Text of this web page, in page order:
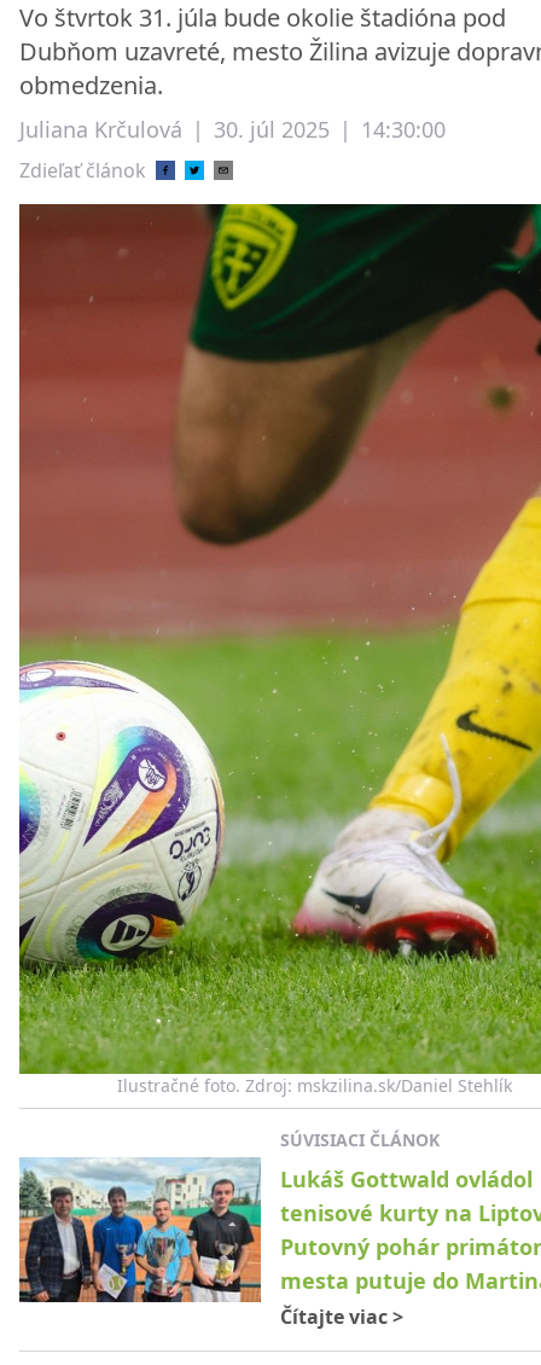
Vo štvrtok 31. júla bude okolie štadióna pod
Dubňom uzavreté, mesto Žilina avizuje
obmedzenia.
Juliana Krčulová | 30. júl 2025 | 14:30:00
Zdieľať článok
Ilustračné foto. Zdroj: mskzilina.sk/Daniel Stehlík
SÚVISIACI ČLÁNOK
Lukáš Gottwald ovládol
tenisové kurty na
Putovný pohár
mesta putuje do
Čítajte viac>